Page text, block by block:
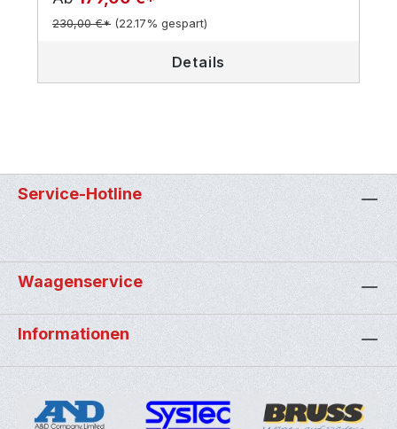
230,00 €* (22.17% gespart)
Details
Service-Hotline
Waagenservice
Informationen